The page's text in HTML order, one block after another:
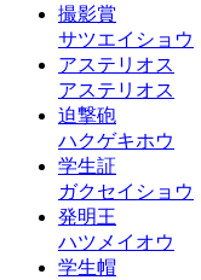
撮影賞
サツエイショウ
アステリオス
アステリオス
迫撃砲
ハクゲキホウ
学生証
ガクセイショウ
発明王
ハツメイオウ
学生帽